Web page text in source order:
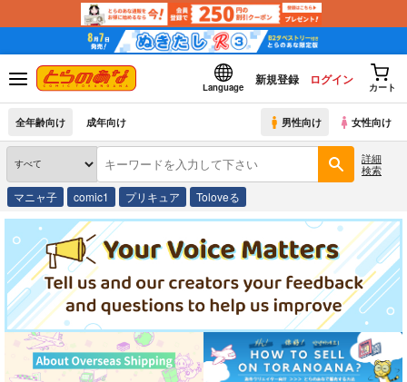
Language
新規登録 ログイン
カート
全年齢向け 成年向け 男性向け 女性向け
詳細
検索
マニャ子 comic1 プリキュア Toloveる